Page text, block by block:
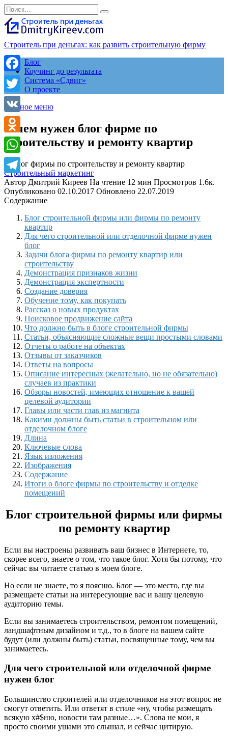
Перейти
к
содержанию
Search
for:
Строитель при деньгах: как развить строительную фирму
Блог
Коучинг до результата
Система «Сдвиг»
О проекте
Главное меню
Зачем нужен блог фирме по
строительству и ремонту квартир
Строительный маркетинг
Автор Дмитрий Киреев На чтение 12 мин Просмотров 1.6к.
Опубликовано 02.10.2017 Обновлено 22.07.2019
Содержание
Блог строительной фирмы или фирмы по ремонту
квартир
Для чего строительной или отделочной фирме нужен
блог
Задачи блога фирмы по ремонту квартир или
строительству
Демонстрация признаков жизни
Демонстрация экспертности
Создание доверия
Обучение тому, как покупать
Рассказ о новых продуктах
Поисковое продвижение сайта
Что должно быть в блоге строительной фирмы
Статьи, объясняющие сложные вещи простыми словами
Отчеты о работе на объектах
Отзывы от заказчиков
Ответы на вопросы
Описание интересных (желательно, но не обязательно)
случаев из практики
Обзоры новостей, имеющих отношение к вашей
целевой аудитории
Главы или части глав из магнита
Какими должны быть статьи в строительном или
отделочном блоге
Длина
Ключевые слова
Язык изложения
Изображения
Содержание
Итоги о блоге фирмы по строительству и отделке
помещений
Блог строительной фирмы или фирмы
по ремонту квартир
Если вы настроены развивать ваш бизнес в Интернете, то,
скорее всего, знаете о том, что такое блог. Хотя бы потому, что
сейчас вы читаете статью в моем блоге.
Но если не знаете, то я поясню. Блог — это место, где вы
размещаете статьи на интересующие вас и вашу целевую
аудиторию темы.
Если вы занимаетесь строительством, ремонтом помещений,
ландшафтным дизайном и т.д., то в блоге на вашем сайте
будут (или должны быть) статьи, посвященные тому, чем вы
занимаетесь.
Для чего строительной или отделочной фирме
нужен блог
Большинство строителей или отделочников на этот вопрос не
смогут ответить. Или ответят в стиле «ну, чтобы размещать
всякую х#$ню, новости там разные…». Слова не мои, я
просто своими ушами это слышал, и сейчас цитирую.
Facebook
Twitter
VK
Odnoklassniki
WhatsApp
Telegram